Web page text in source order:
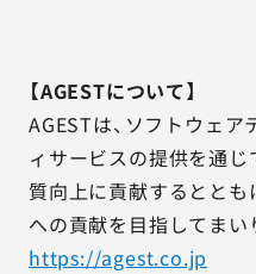
【AGESTについて】
AGESTは、ソフトウェ
ィサービスの提供を通じ
質向上に貢献するととも
への貢献を目指してまい
https://agest.co.jp